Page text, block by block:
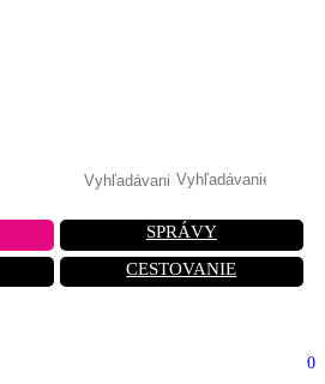
SPRÁVY
CESTOVANIE
0